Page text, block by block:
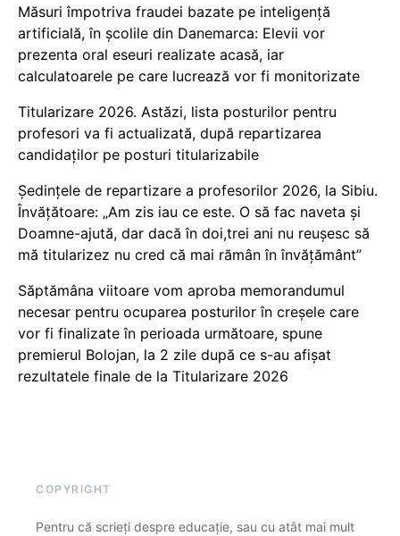
Măsuri împotriva fraudei bazate pe inteligență
artificială, în școlile din Danemarca: Elevii vor
prezenta oral eseuri realizate acasă, iar
calculatoarele pe care lucrează vor fi monitorizate
Titularizare 2026. Astăzi, lista posturilor pentru
profesori va fi actualizată, după repartizarea
candidaților pe posturi titularizabile
Ședințele de repartizare a profesorilor 2026, la Sibiu.
Învățătoare: „Am zis iau ce este. O să fac naveta și
Doamne-ajută, dar dacă în doi,trei ani nu reușesc să
mă titularizez nu cred că mai rămân în învățământ”
Săptămâna viitoare vom aproba memorandumul
necesar pentru ocuparea posturilor în creșele care
vor fi finalizate în perioada următoare, spune
premierul Bolojan, la 2 zile după ce s-au afișat
rezultatele finale de la Titularizare 2026
COPYRIGHT
Pentru că scrieți despre educație, sau cu atât mai mult